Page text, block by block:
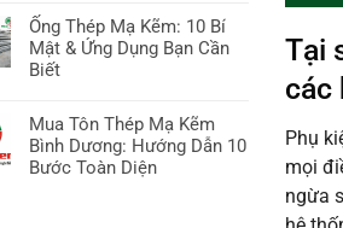
giá
&
Xu
hướng
Hướng
dẫn
A-
điều
cần
biết
Ống
thép
tại
TP
Chí
Minh:
10
có
bình
luận
thép
Minh
Tiến
Ống Thép Mạ Kẽm: 10 Bí
Mật & Ứng Dụng Bạn Cần
Biết
có
bình
luận
Mua Tôn Thép Mạ Kẽm
Bình Dương: Hướng Dẫn 10
Bước Toàn Diện
Tại
các
Phụ
mọi
ngừa